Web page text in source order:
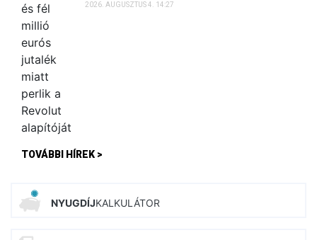
2026. AUGUSZTUS 4. 14:27
TOVÁBBI HÍREK >
NYUGDÍJKALKULÁTOR